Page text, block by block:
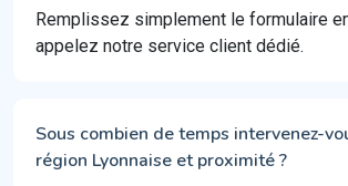
Remplissez simplement le formulaire
appelez notre service client dédié.
Sous combien de temps intervenez-
région Lyonnaise et proximité ?